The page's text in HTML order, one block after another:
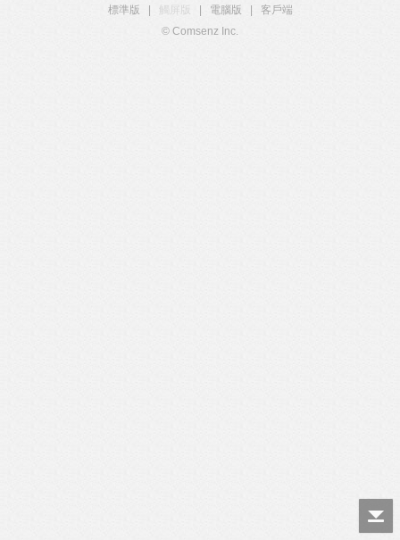
標準版
觸屏版 電腦版
客戶端
© Comsenz Inc.